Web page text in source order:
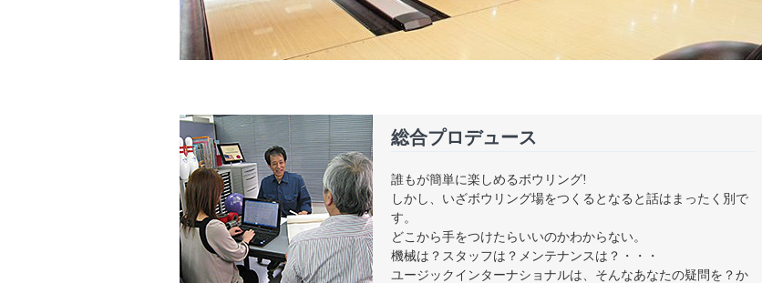
総合プロデュース
誰もが簡単に楽しめるボウリング!
しかし、いざボウリング場をつくるとなると話はまったく別で
す。
どこから手をつけたらいいのかわからない。
機械は？スタッフは？メンテナンスは？・・・
ユージックインターナショナルは、そんなあなたの疑問を？か